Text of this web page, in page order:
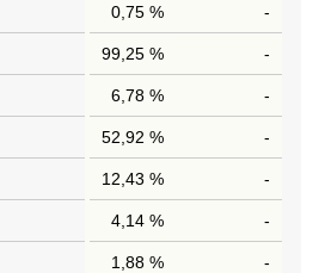
0,75 % -
99,25 % -
6,78 % -
52,92 % -
12,43 % -
4,14 % -
1,88 % -